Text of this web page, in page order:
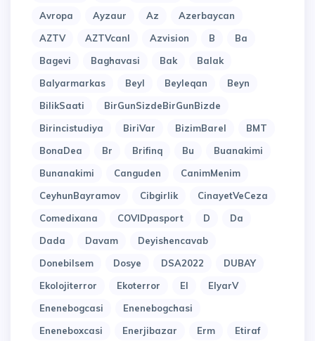
Avropa
Ayzaur Az
Azerbaycan
AZTV
AZTVcanl Azvision B
Ba
Bagevi
Baghavasi Bak
Balak
Balyarmarkas
Beyl Beyleqan
Beyn
BilikSaati
BirGunSizdeBirGunBizde
Birincistudiya
BiriVar BizimBarel
BMT
BonaDea
Br Brifinq Bu
Buanakimi
Bunanakimi
Canguden
CanimMenim
CeyhunBayramov
Cibgirlik
CinayetVeCeza
Comedixana
COVIDpasport D
Da
Dada
Davam
Deyishencavab
Donebilsem
Dosye DSA2022
DUBAY
Ekolojiterror
Ekoterror El
ElyarV
Enenebogcasi
Enenebogchasi
Eneneboxcasi
Enerjibazar Erm
Etiraf